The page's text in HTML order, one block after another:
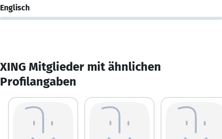
Englisch
XING Mitglieder mit ähnlichen
Profilangaben